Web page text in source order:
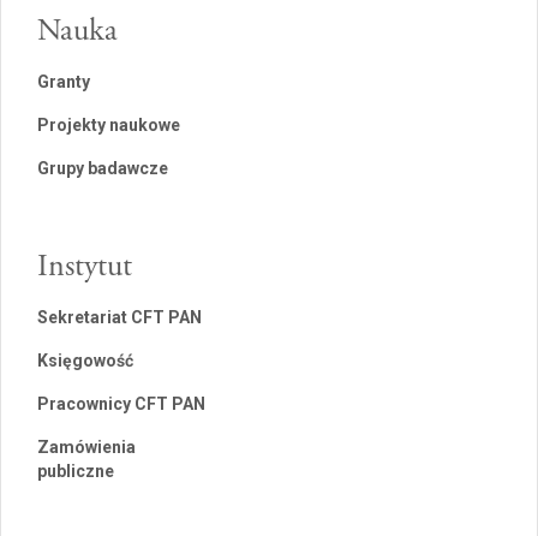
Nauka
Granty
Projekty naukowe
Grupy badawcze
Instytut
Sekretariat CFT PAN
Księgowość
Pracownicy CFT PAN
Zamówienia
publiczne